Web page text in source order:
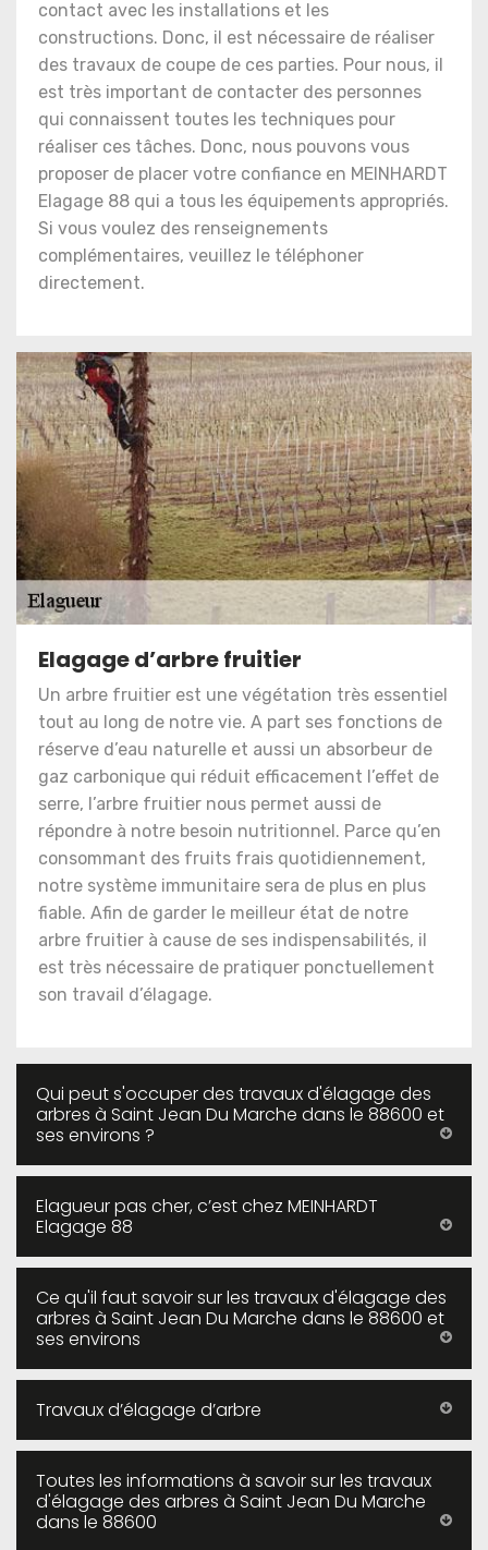
contact avec les installations et les
constructions. Donc, il est nécessaire de réaliser
des travaux de coupe de ces parties. Pour nous, il
est très important de contacter des personnes
qui connaissent toutes les techniques pour
réaliser ces tâches. Donc, nous pouvons vous
proposer de placer votre confiance en MEINHARDT
Elagage 88 qui a tous les équipements appropriés.
Si vous voulez des renseignements
complémentaires, veuillez le téléphoner
directement.
Elagage d’arbre fruitier
Un arbre fruitier est une végétation très essentiel
tout au long de notre vie. A part ses fonctions de
réserve d’eau naturelle et aussi un absorbeur de
gaz carbonique qui réduit efficacement l’effet de
serre, l’arbre fruitier nous permet aussi de
répondre à notre besoin nutritionnel. Parce qu’en
consommant des fruits frais quotidiennement,
notre système immunitaire sera de plus en plus
fiable. Afin de garder le meilleur état de notre
arbre fruitier à cause de ses indispensabilités, il
est très nécessaire de pratiquer ponctuellement
son travail d’élagage.
Qui peut s'occuper des travaux d'élagage des
arbres à Saint Jean Du Marche dans le 88600 et
ses environs ?
Elagueur pas cher, c’est chez MEINHARDT
Elagage 88
Ce qu'il faut savoir sur les travaux d'élagage des
arbres à Saint Jean Du Marche dans le 88600 et
ses environs
Travaux d’élagage d’arbre
Toutes les informations à savoir sur les travaux
d'élagage des arbres à Saint Jean Du Marche
dans le 88600